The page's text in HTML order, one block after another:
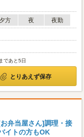
夕方 夜
夜勤
であと5日
とりあえず保存
弁当屋さん]調理・接
イトの方もOK